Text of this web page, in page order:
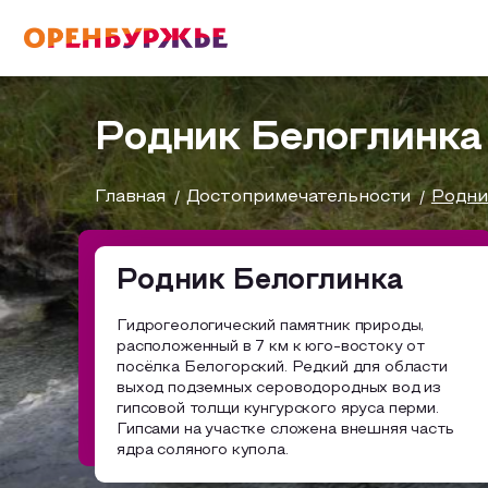
О РЕГИОНЕ
О регионе
Фотобанк
Бузулук и Бузулукский район
Соль-Илецкий район
Саракташский район
МОЙ МАРШРУТ
Маршруты от туроператоров
Промышленный туризм
Пешеходный туризм
ГДЕ ПОЕСТЬ
ГДЕ ОСТАНОВИТЬСЯ
English(EN)
Русский(RU)Родник Белоглинка
Главная Достопримечательности
Родник Белоглинка
Гидрогеологический памятник природы,
расположенный в 7 км к юго-востоку от
посёлка Белогорский. Редкий для области
выход подземных сероводородных вод из
гипсовой толщи кунгурского яруса перми.
Гипсами на участке сложена внешняя часть
ядра соляного купола.